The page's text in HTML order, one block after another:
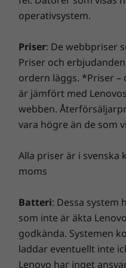
Och medan du njuter
Audio™.
Certifieringar
EPEAT™ Silver
Förinstallerad
Alexa
Lenovo Utility
McAfee LiveSafe™
Microsoft Office
Innehåll i
Nätadapter (Endast
för din nya Lenovo-
Uppgradera
dator
Hos Lenovo har alla
batterigaranti, oavsett
Men här är en riktig
vi 3 år Sealed Battery
uppgraderingen
under den
får du ett batteribyte i
bättre upplevelse
On-site Service. Vi på
förstklassig
operativsystem.
Priser: De webbpriser
Priser och
ordern läggs. *Priser –
är jämfört med
webben.
vara högre än de som
Alla priser är i
moms
Batteri: Dessa
som inte är äkta
godkända. Systemen
laddar eventuellt inte
Lenovo har inget